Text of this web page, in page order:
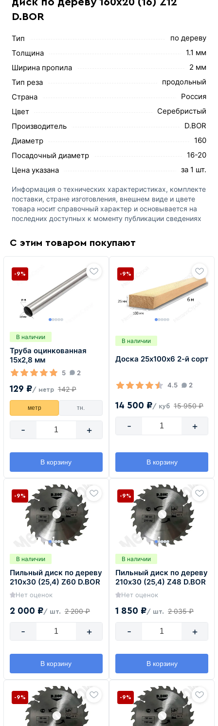
D.BOR
Тип
по дереву
Толщина
1.1 мм
Ширина пропила
2 мм
Тип реза
продольный
Страна
Россия
Цвет
Серебристый
Производитель
D.BOR
Диаметр
160
Посадочный диаметр
16-20
Цена указана
за 1 шт.
Информация о технических характеристиках, комплекте
поставки, стране изготовления, внешнем виде и цвете
товара носит справочный характер и основывается на
последних доступных к моменту публикации сведениях
С этим товаром покупают
В наличии
Труба оцинкованная
15х2,8 мм
5 2
129 ₽/ метр 142 ₽
-9%
метр тн.
- +
В корзину
В наличии
Доска 25х100х6 2-й сорт
4.5 2
14 500 ₽/ куб 15 950 ₽
-9%
- +
В корзину
В наличии
Пильный диск по дереву
210х30 (25,4) Z60 D.BOR
Нет оценок
2 000 ₽/ шт. 2 200 ₽
-9%
- +
В корзину
В наличии
Пильный диск по дереву
210х30 (25,4) Z48 D.BOR
Нет оценок
1 850 ₽/ шт. 2 035 ₽
-9%
- +
В корзину
-9% -9%